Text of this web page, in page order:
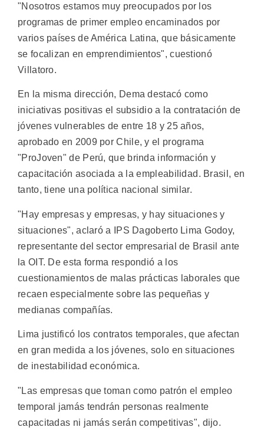
"Nosotros estamos muy preocupados por los
programas de primer empleo encaminados por
varios países de América Latina, que básicamente
se focalizan en emprendimientos", cuestionó
Villatoro.
En la misma dirección, Dema destacó como
iniciativas positivas el subsidio a la contratación de
jóvenes vulnerables de entre 18 y 25 años,
aprobado en 2009 por Chile, y el programa
"ProJoven" de Perú, que brinda información y
capacitación asociada a la empleabilidad. Brasil, en
tanto, tiene una política nacional similar.
"Hay empresas y empresas, y hay situaciones y
situaciones", aclaró a IPS Dagoberto Lima Godoy,
representante del sector empresarial de Brasil ante
la OIT. De esta forma respondió a los
cuestionamientos de malas prácticas laborales que
recaen especialmente sobre las pequeñas y
medianas compañías.
Lima justificó los contratos temporales, que afectan
en gran medida a los jóvenes, solo en situaciones
de inestabilidad económica.
"Las empresas que toman como patrón el empleo
temporal jamás tendrán personas realmente
capacitadas ni jamás serán competitivas", dijo.